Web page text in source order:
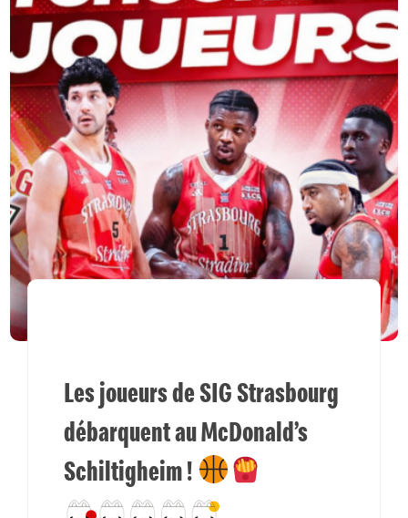
Les joueurs de SIG Strasbourg
débarquent au McDonald’s
Schiltigheim !